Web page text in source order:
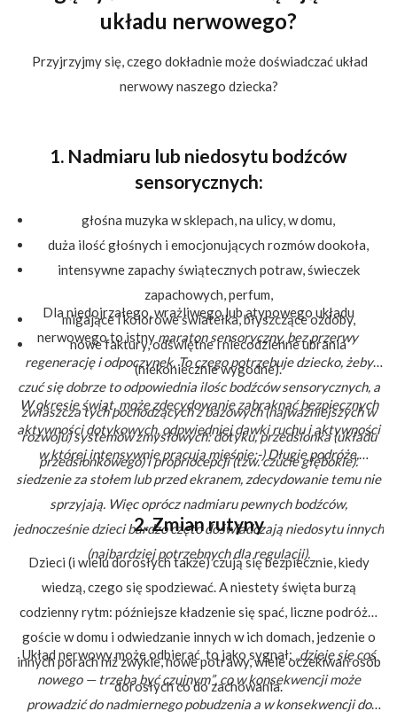
układu nerwowego?
Przyjrzyjmy się, czego dokładnie może doświadczać układ
nerwowy naszego dziecka?
1. Nadmiaru lub niedosytu bodźców
sensorycznych:
głośna muzyka w sklepach, na ulicy, w domu,
duża ilość głośnych i emocjonujących rozmów dookoła,
intensywne zapachy świątecznych potraw, świeczek
zapachowych, perfum,
migające i kolorowe światełka, błyszczące ozdoby,
nowe faktury, odświętne i niecodzienne ubrania
(niekoniecznie wygodne).
Dla niedojrzałego, wrażliwego lub atypowego układu
nerwowego to istny maraton sensoryczny, bez przerwy
regenerację i odpoczynek. To czego potrzebuje dziecko, żeby
czuć się dobrze to odpowiednia ilośc bodźców sensorycznych, a
zwłaszcza tych pochodzących z bazowych (najważniejszych w
rozwoju) systemów zmysłowych: dotyku, przedsionka (układu
przedsionkowego) i propriocepcji (tzw. czucie głębokie).
W okresie świąt, może zdecydowanie zabraknąć bezpiecznych
aktywności dotykowych, odpwiedniej dawki ruchu i aktywności
w której intensywnie pracują mięśnie;-) Długie podróże,
siedzenie za stołem lub przed ekranem, zdecydowanie temu nie
sprzyjają. Więc oprócz nadmiaru pewnych bodźców,
jednocześnie dzieci bardzo częto doświadczają niedosytu innych
(najbardziej potrzebnych dla regulacji).
2. Zmian rutyny
Dzieci (i wielu dorosłych także) czują się bezpiecznie, kiedy
wiedzą, czego się spodziewać. A niestety święta burzą
codzienny rytm: późniejsze kładzenie się spać, liczne podróże,
goście w domu i odwiedzanie innych w ich domach, jedzenie o
innych porach niż zwykle, nowe potrawy, wiele oczekiwań osób
dorosłych co do zachowania.
Układ nerwowy może odbierać to jako sygnał: „dzieje się coś
nowego — trzeba byćczujnym”, co w konsekwencji może
prowadzić do nadmiernego pobudzenia a w konsekwencji do